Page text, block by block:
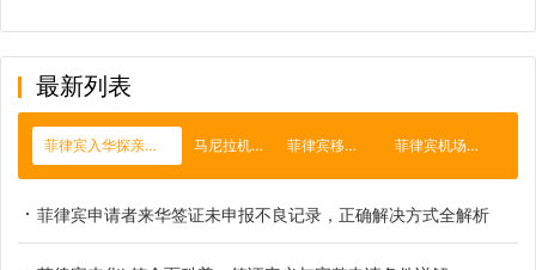
最新列表
菲律宾入华探亲签证 马尼拉机场 菲律宾移民局 菲律宾机场保关
菲律宾申请者来华签证未申报不良记录，正确解决方式全解析